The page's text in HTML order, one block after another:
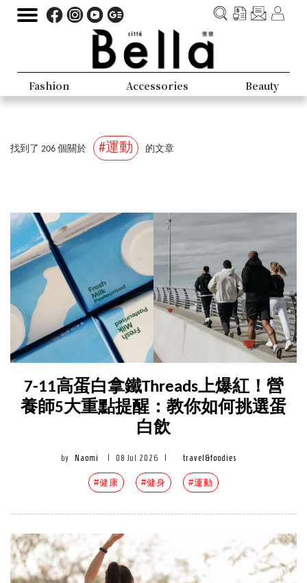
Fashion Accessories Beauty
找到了 206 個關於 #運動 的文章
7-11高蛋白拿鐵Threads上爆紅！營
養師5大重點提醒：教你如何挑選蛋
白飲
by Naomi 08 Jul 2026 travel&foodies
#健康 #健身 #運動